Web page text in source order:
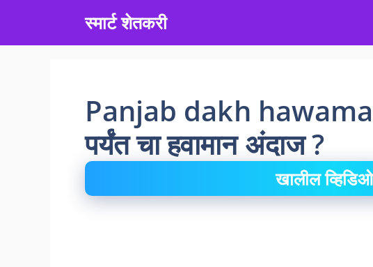
content
स्मार्ट शेतकरी
Panjab dakh
पर्यंत चा हवामान अंदाज ?
खालील